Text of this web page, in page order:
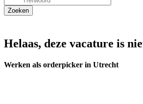
Helaas, deze vacature is
Werken als orderpicker in Utrecht